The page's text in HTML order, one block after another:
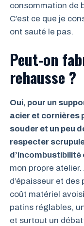
consommation de
C’est ce que je
ont sauté le pas.
Peut-on
rehausse ?
Oui, pour un
acier et cornières
souder et un peu
respecter
d’incombustibilité
mon propre
d’épaisseur et
coût matériel
patins réglables,
et surtout un